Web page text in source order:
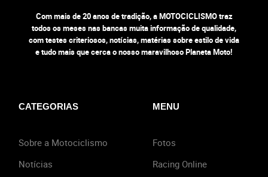
Com mais de 20 anos de tradição, a MOTOCICLISMO traz
todos os meses nas bancas muita informação de qualidade,
com testes criteriosos, notícias, matérias sobre estilo de vida
e tudo mais que cerca o nosso maravilhoso Planeta Moto!
CATEGORIAS
Sobre a Motociclismo
Notícias
MENU
Fotos
Racing Online